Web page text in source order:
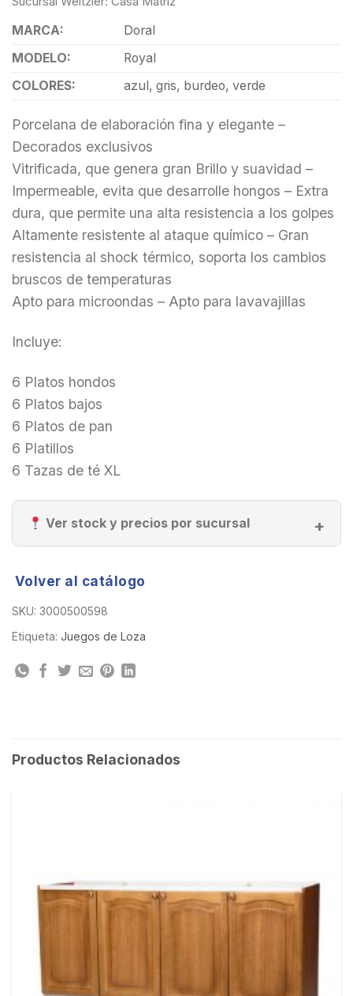
MARCA:
Doral
MODELO:
Royal
COLORES:
azul, gris, burdeo, verde
Porcelana de elaboración fina y elegante –
Decorados exclusivos
Vitrificada, que genera gran Brillo y suavidad –
Impermeable, evita que desarrolle hongos – Extra
dura, que permite una alta resistencia a los golpes
Altamente resistente al ataque químico – Gran
resistencia al shock térmico, soporta los cambios
bruscos de temperaturas
Apto para microondas – Apto para lavavajillas
Incluye:
6 Platos hondos
6 Platos bajos
6 Platos de pan
6 Platillos
6 Tazas de té XL
Ver stock y precios por sucursal
Volver al catálogo
SKU: 3000500598
Etiqueta: Juegos de Loza
Productos Relacionados